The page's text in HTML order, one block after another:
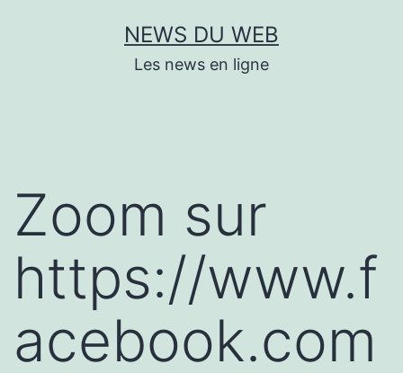
NEWS DU WEB
Les news en ligne
Zoom sur
https://www.f
acebook.com